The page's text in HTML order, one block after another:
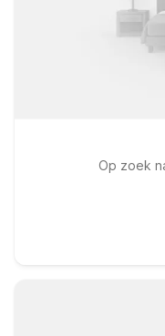
Op zoek